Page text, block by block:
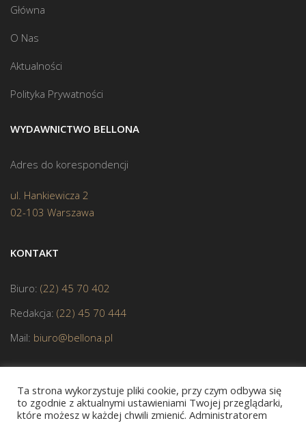
Główna
O Nas
Aktualności
Polityka Prywatności
WYDAWNICTWO BELLONA
Adres do korespondencji
ul. Hankiewicza 2
02-103 Warszawa
KONTAKT
Biuro: (22) 45 70 402
Redakcja: (22) 45 70 444
Mail: biuro@bellona.pl
Ta strona wykorzystuje pliki cookie, przy czym odbywa się
to zgodnie z aktualnymi ustawieniami Twojej przeglądarki,
które możesz w każdej chwili zmienić. Administratorem